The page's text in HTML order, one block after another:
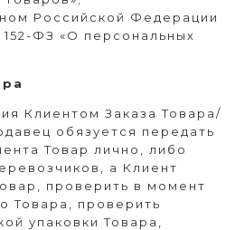
Российской Федерации
ФЗ «О персональных
Клиентом Заказа Товара/
обязуется передать
Товар лично, либо
а Клиент
проверить в момент
Товара, проверить
упаковки Товара,